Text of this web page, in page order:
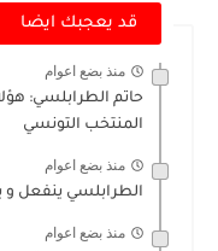
قد يعجبك ايضا
منذ بضع اعوام
حاتم الطرابلسي:
المنتخب التونسي
منذ بضع اعوام
الطرابلسي ينفعل و
منذ بضع اعوام